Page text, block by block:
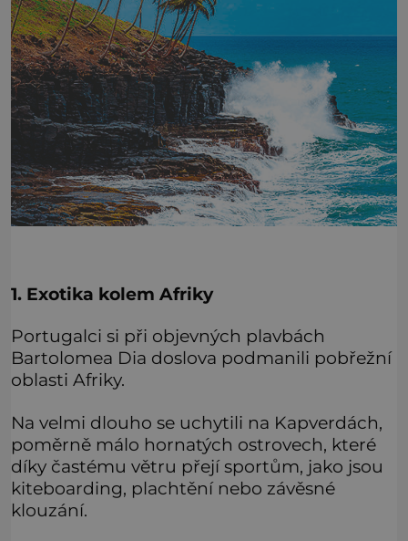
1. Exotika kolem Afriky
Portugalci si při objevných plavbách
Bartolomea Dia doslova podmanili pobřežní
oblasti Afriky.
Na velmi dlouho se uchytili na Kapverdách,
poměrně málo hornatých ostrovech, které
díky častému větru přejí sportům, jako jsou
kiteboarding, plachtění nebo závěsné
klouzání.